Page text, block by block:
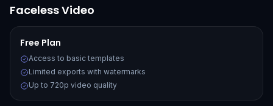
Faceless Video
Free Plan
Access to basic templates
Limited exports with watermarks
Up to 720p video quality